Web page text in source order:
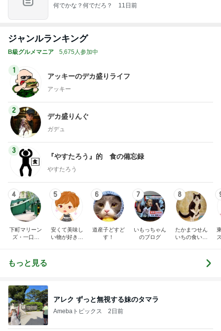
何でかな？何でだろ？ 11日前
ジャンルランキング
B級グルメマニア 5,675人参加中
1
アッキーのデカ盛りライフ
アッキー
2
デカ盛りんぐ
ガデュ
3
『やすたろう』的 食の備忘録
やすたろう
4
下町マリーン
ズ・一口馬
そば
5
安くて美味し
い物が好き☆
6
道産子どすど
す！
7
いもっちゃん
のブログ
8
たかまつせん
いちの食い散
もっと見る
アレク ずっと無視する妹のタマラ
Amebaトピックス 2日前